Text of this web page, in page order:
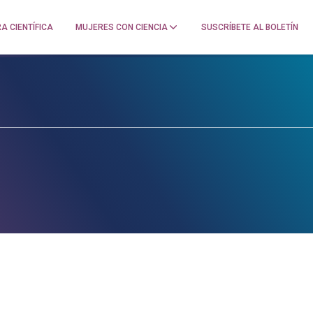
CIENTÍFICA MUJERES CON CIENCIA SUSCRÍBETE AL BOLETÍN